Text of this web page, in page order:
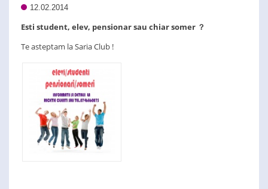
12.02.2014
Esti student, elev, pensionar sau chiar somer ？
Te asteptam la Saria Club !